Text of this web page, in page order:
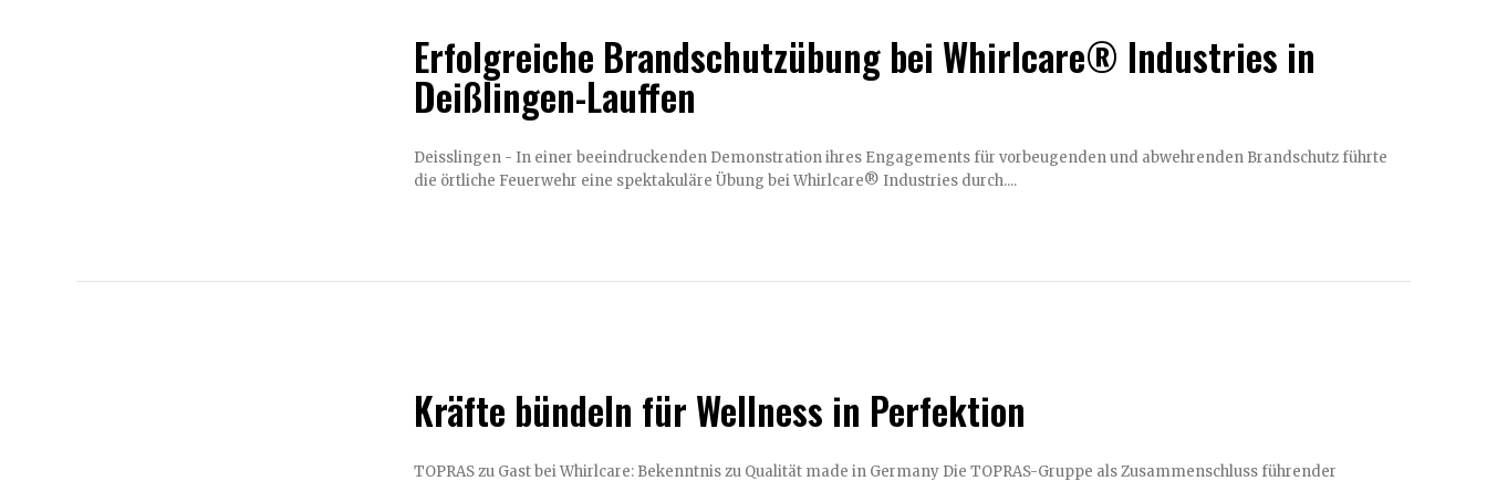
Erfolgreiche Brandschutzübung bei Whirlcare® Industries in
Deißlingen-Lauffen
Deisslingen - In einer beeindruckenden Demonstration ihres Engagements für vorbeugenden und abwehrenden Brandschutz führte
die örtliche Feuerwehr eine spektakuläre Übung bei Whirlcare® Industries durch....
Kräfte bündeln für Wellness in Perfektion
TOPRAS zu Gast bei Whirlcare: Bekenntnis zu Qualität made in Germany Die TOPRAS-Gruppe als Zusammenschluss führender